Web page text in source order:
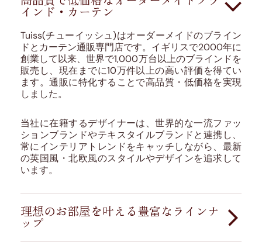
インド・カーテン
Tuiss(チューイッシュ)はオーダーメイドのブライン
ドとカーテン通販専門店です。イギリスで2000年に
創業して以来、世界で1,000万台以上のブラインドを
販売し、現在までに10万件以上の高い評価を得てい
ます。通販に特化することで高品質・低価格を実現
しました。
当社に在籍するデザイナーは、世界的な一流ファッ
ションブランドやテキスタイルブランドと連携し、
常にインテリアトレンドをキャッチしながら、最新
の英国風・北欧風のスタイルやデザインを追求して
います。
理想のお部屋を叶える豊富なラインナ
ップ